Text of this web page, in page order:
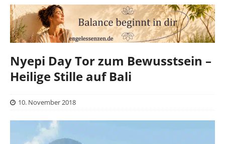
Nyepi Day Tor zum Bewusstsein –
Heilige Stille auf Bali
10. November 2018